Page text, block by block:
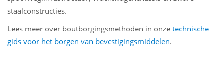
staalconstructies.
Lees meer over boutborgingsmethoden in onze technische
gids voor het borgen van bevestigingsmiddelen.